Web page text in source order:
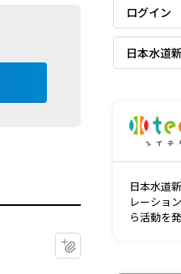
ログイン
日本水道
日本水道
レーショ
ら活動を